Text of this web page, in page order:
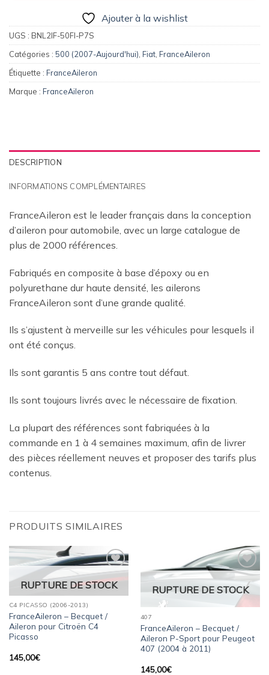
Ajouter à la wishlist
UGS : BNL2IF-50FI-P7S
Catégories : 500 (2007-Aujourd'hui) Fiat FranceAileron
Étiquette : FranceAileron
Marque : FranceAileron
DESCRIPTION
INFORMATIONS COMPLÉMENTAIRES
FranceAileron est le leader français dans la conception
d’aileron pour automobile, avec un large catalogue de
plus de 2000 références.
Fabriqués en composite à base d’époxy ou en
polyurethane dur haute densité, les ailerons
FranceAileron sont d’une grande qualité.
Ils s’ajustent à merveille sur les véhicules pour lesquels il
ont été conçus.
Ils sont garantis 5 ans contre tout défaut.
Ils sont toujours livrés avec le nécessaire de fixation.
La plupart des références sont fabriquées à la
commande en 1 à 4 semaines maximum, afin de livrer
des pièces réellement neuves et proposer des tarifs plus
contenus.
PRODUITS SIMILAIRES
à la
RUPTURE DE STOCK
C4 PICASSO (2006-2013)
FranceAileron – Becquet /
Aileron pour Citroën C4
Picasso
145,00€
Ajouter
à la
wishlist
RUPTURE DE STOCK
407
FranceAileron – Becquet /
Aileron P-Sport pour Peugeot
407 (2004 à 2011)
145,00€